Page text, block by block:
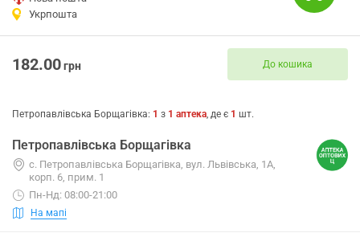
Укрпошта
182.00грн До кошика
Петропавлівська Борщагівка: 1 з 1 аптека, де є 1 шт.
Петропавлівська Борщагівка
с. Петропавлівська Борщагівка, вул. Львівська, 1А,
корп. 6, прим. 1
Пн-Нд: 08:00-21:00
На мапі